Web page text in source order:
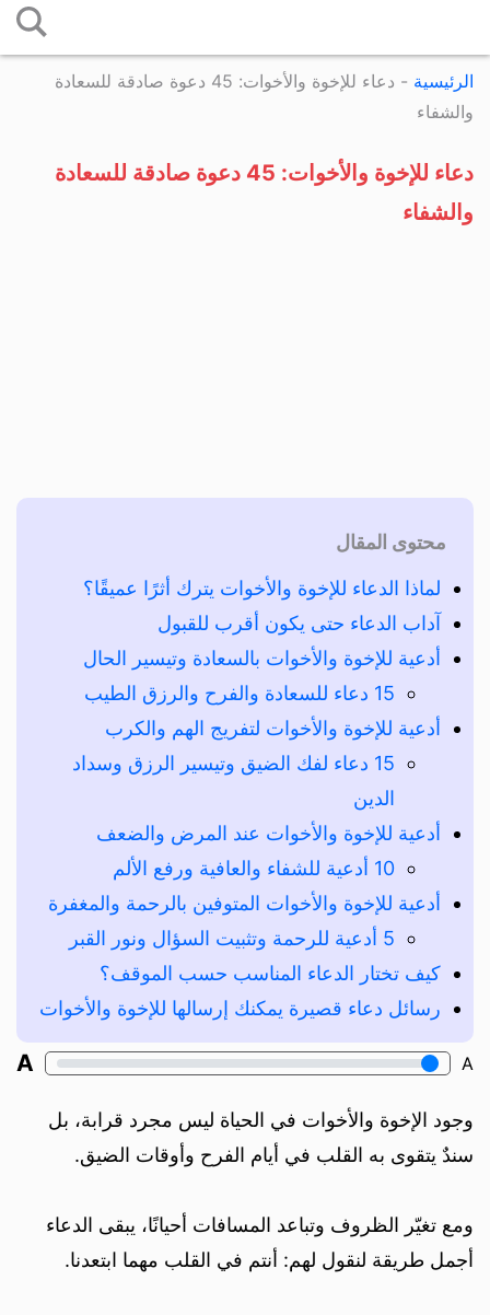
إلى
المحتوى
الرئيسية -
دعاء للإخوة والأخوات: 45 دعوة صادقة للسعادة
والشفاء
دعاء للإخوة والأخوات: 45 دعوة صادقة للسعادة
والشفاء
محتوى المقال
لماذا الدعاء للإخوة والأخوات يترك أثرًا عميقًا؟
آداب الدعاء حتى يكون أقرب للقبول
أدعية للإخوة والأخوات بالسعادة وتيسير الحال
15 دعاء للسعادة والفرح والرزق الطيب
أدعية للإخوة والأخوات لتفريج الهم والكرب
15 دعاء لفك الضيق وتيسير الرزق وسداد
الدين
أدعية للإخوة والأخوات عند المرض والضعف
10 أدعية للشفاء والعافية ورفع الألم
أدعية للإخوة والأخوات المتوفين بالرحمة والمغفرة
5 أدعية للرحمة وتثبيت السؤال ونور القبر
كيف تختار الدعاء المناسب حسب الموقف؟
رسائل دعاء قصيرة يمكنك إرسالها للإخوة والأخوات
A
A
وجود الإخوة والأخوات في الحياة ليس مجرد قرابة، بل
سندٌ يتقوى به القلب في أيام الفرح وأوقات الضيق.
ومع تغيّر الظروف وتباعد المسافات أحيانًا، يبقى الدعاء
أجمل طريقة لنقول لهم: أنتم في القلب مهما ابتعدنا.